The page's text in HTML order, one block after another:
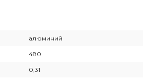
алюминий
480
0,31